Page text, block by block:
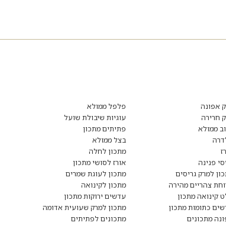
אפונה
חרירה
ממולא
פנינה
למרק גריסים
צהריים מהירה
קינואה מתכון
כתומות מתכון
מתכונים
פלפל ממולא
עוגיות שיבולת שועל
פתיתים מתכון
בצל ממולא
מתכון לחלה
אורז לסושי מתכון
מתכון לעוגת שמרים
מתכון לקינואה
עדשים ירוקות מתכון
מתכון למרק שעועית אדומה
מתכונים לפתיתים